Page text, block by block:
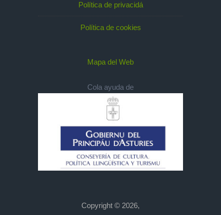
Política de privacidá
Política de cookies
Mapa del Web
Cola ayuda de
Copyright © 2026,